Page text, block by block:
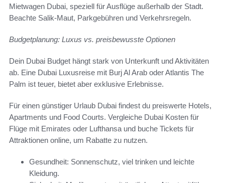
Mietwagen Dubai, speziell für Ausflüge außerhalb der Stadt.
Beachte Salik-Maut, Parkgebühren und Verkehrsregeln.
Budgetplanung: Luxus vs. preisbewusste Optionen
Dein Dubai Budget hängt stark von Unterkunft und Aktivitäten
ab. Eine Dubai Luxusreise mit Burj Al Arab oder Atlantis The
Palm ist teuer, bietet aber exklusive Erlebnisse.
Für einen günstiger Urlaub Dubai findest du preiswerte Hotels,
Apartments und Food Courts. Vergleiche Dubai Kosten für
Flüge mit Emirates oder Lufthansa und buche Tickets für
Attraktionen online, um Rabatte zu nutzen.
Gesundheit: Sonnenschutz, viel trinken und leichte
Kleidung.